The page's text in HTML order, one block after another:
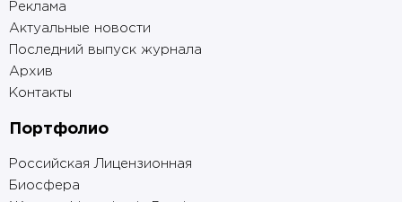
Реклама
Актуальные новости
Последний выпуск журнала
Архив
Контакты
Портфолио
Российская Лицензионная
Биосфера